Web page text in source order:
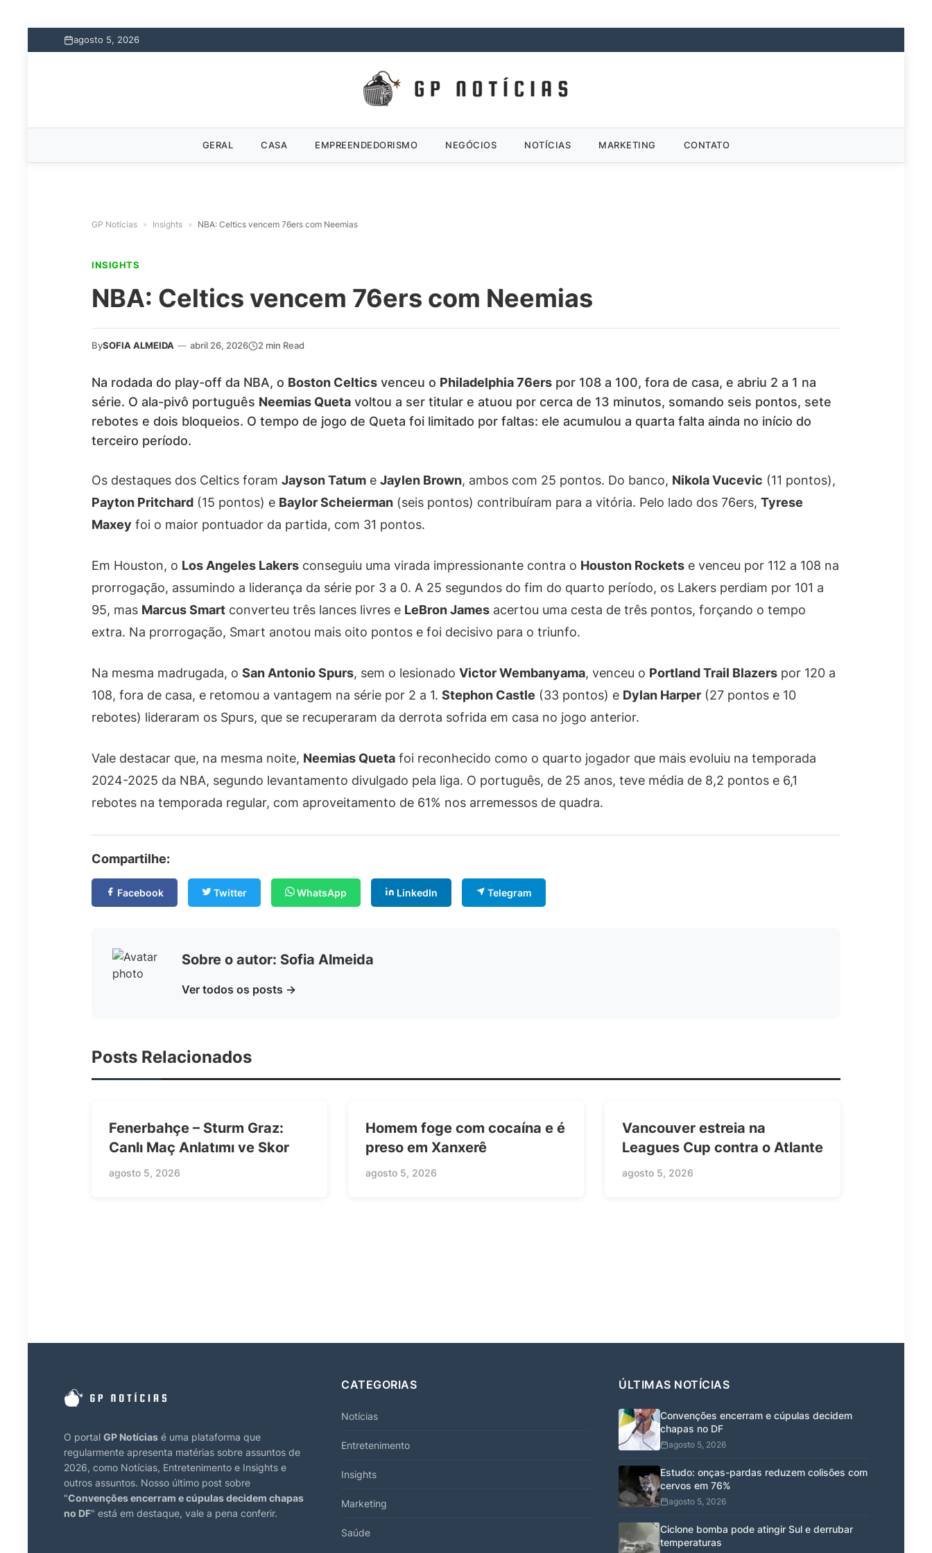
agosto 5, 2026
GERAL CASA EMPREENDEDORISMO NEGÓCIOS NOTÍCIAS MARKETING CONTATO
GP Notícias » Insights » NBA: Celtics vencem 76ers com Neemias
INSIGHTS
NBA: Celtics vencem 76ers com Neemias
BySOFIA ALMEIDA — abril 26, 2026 2 min Read
Na rodada do play-off da NBA, o Boston Celtics venceu o Philadelphia 76ers por 108 a 100, fora de casa, e abriu 2 a 1 na
série. O ala-pivô português Neemias Queta voltou a ser titular e atuou por cerca de 13 minutos, somando seis pontos, sete
rebotes e dois bloqueios. O tempo de jogo de Queta foi limitado por faltas: ele acumulou a quarta falta ainda no início do
terceiro período.
Os destaques dos Celtics foram Jayson Tatum e Jaylen Brown, ambos com 25 pontos. Do banco, Nikola Vucevic (11 pontos),
Payton Pritchard (15 pontos) e Baylor Scheierman (seis pontos) contribuíram para a vitória. Pelo lado dos 76ers, Tyrese
Maxey foi o maior pontuador da partida, com 31 pontos.
Em Houston, o Los Angeles Lakers conseguiu uma virada impressionante contra o Houston Rockets e venceu por 112 a 108 na
prorrogação, assumindo a liderança da série por 3 a 0. A 25 segundos do fim do quarto período, os Lakers perdiam por 101 a
95, mas Marcus Smart converteu três lances livres e LeBron James acertou uma cesta de três pontos, forçando o tempo
extra. Na prorrogação, Smart anotou mais oito pontos e foi decisivo para o triunfo.
Na mesma madrugada, o San Antonio Spurs, sem o lesionado Victor Wembanyama, venceu o Portland Trail Blazers por 120 a
108, fora de casa, e retomou a vantagem na série por 2 a 1. Stephon Castle (33 pontos) e Dylan Harper (27 pontos e 10
rebotes) lideraram os Spurs, que se recuperaram da derrota sofrida em casa no jogo anterior.
Vale destacar que, na mesma noite, Neemias Queta foi reconhecido como o quarto jogador que mais evoluiu na temporada
2024-2025 da NBA, segundo levantamento divulgado pela liga. O português, de 25 anos, teve média de 8,2 pontos e 6,1
rebotes na temporada regular, com aproveitamento de 61% nos arremessos de quadra.
Compartilhe:
Facebook Twitter WhatsApp LinkedIn Telegram
Sobre o autor: Sofia Almeida
Ver todos os posts →
Posts Relacionados
Fenerbahçe – Sturm Graz:
Canlı Maç Anlatımı ve Skor
agosto 5, 2026
Homem foge com cocaína e é
preso em Xanxerê
agosto 5, 2026
Vancouver estreia na
Leagues Cup contra o Atlante
agosto 5, 2026
O portal GP Notícias é uma plataforma que
regularmente apresenta matérias sobre assuntos de
2026, como Notícias, Entretenimento e Insights e
outros assuntos. Nosso último post sobre
"Convenções encerram e cúpulas decidem chapas
no DF" está em destaque, vale a pena conferir.
CATEGORIAS
Notícias
Entretenimento
Insights
Marketing
Saúde
ÚLTIMAS NOTÍCIAS
Convenções encerram e cúpulas decidem
chapas no DF
agosto 5, 2026
Estudo: onças-pardas reduzem colisões com
cervos em 76%
agosto 5, 2026
Ciclone bomba pode atingir Sul e derrubar
temperaturas